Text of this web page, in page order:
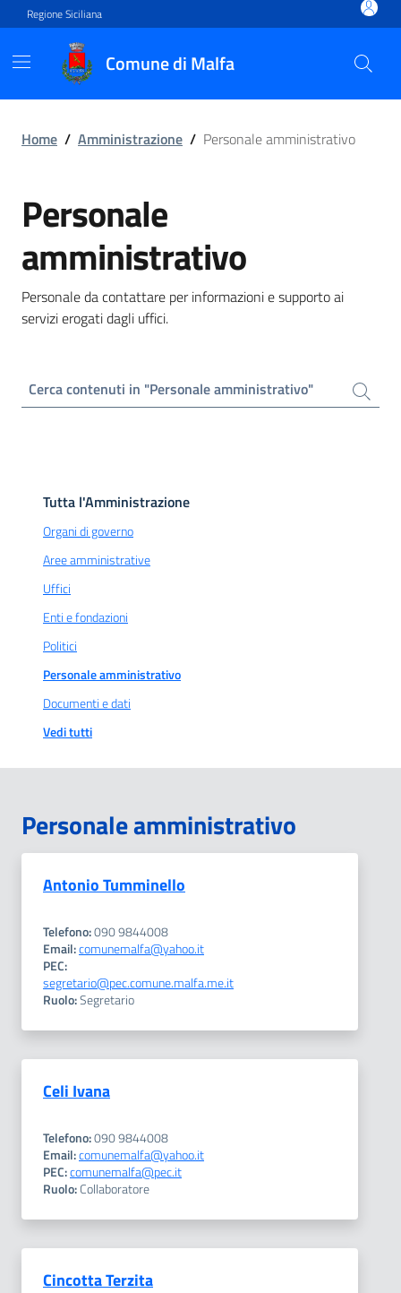
Vai ai contenuti
Vai al footer
Regione Siciliana
Comune di Malfa
Personale amministrativo
Home / Amministrazione / Personale amministrativo
Personale
amministrativo
Personale da contattare per informazioni e supporto ai
servizi erogati dagli uffici.
Cerca contenuti in "Personale amministrativo"
Tutta l'Amministrazione
Organi di governo
Aree amministrative
Uffici
Enti e fondazioni
Politici
Personale amministrativo
Documenti e dati
Vedi tutti
Personale amministrativo
Antonio Tumminello
Telefono:090 9844008
Email:comunemalfa@yahoo.it
PEC:
segretario@pec.comune.malfa.me.it
Ruolo:Segretario
Celi Ivana
Telefono:090 9844008
Email:comunemalfa@yahoo.it
PEC:comunemalfa@pec.it
Ruolo:Collaboratore
Cincotta Terzita